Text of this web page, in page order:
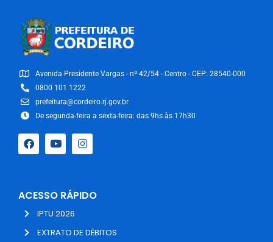
Avenida Presidente Vargas - nº 42/54 - Centro - CEP: 28540-000
0800 101 1222
prefeitura@cordeiro.rj.gov.br
De segunda-feira a sexta-feira: das 9hs às 17h30
ACESSO RÁPIDO
IPTU 2026
EXTRATO DE DÉBITOS